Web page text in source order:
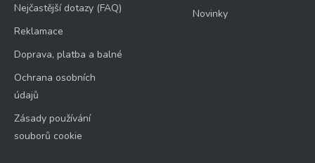
Nejčastější dotazy (FAQ)
Reklamace
Doprava, platba a balné
Ochrana osobních
údajů
Zásady používání
souborů cookie
Novinky